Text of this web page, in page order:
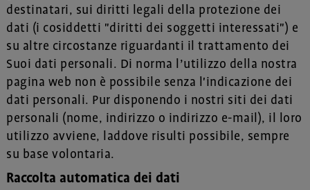
destinatari, sui diritti legali della protezione dei
dati (i cosiddetti "diritti dei soggetti interessati") e
su altre circostanze riguardanti il trattamento dei
Suoi dati personali. Di norma l’utilizzo della nostra
pagina web non è possibile senza l'indicazione dei
dati personali. Pur disponendo i nostri siti dei dati
personali (nome, indirizzo o indirizzo e-mail), il loro
utilizzo avviene, laddove risulti possibile, sempre
su base volontaria.
Raccolta automatica dei dati